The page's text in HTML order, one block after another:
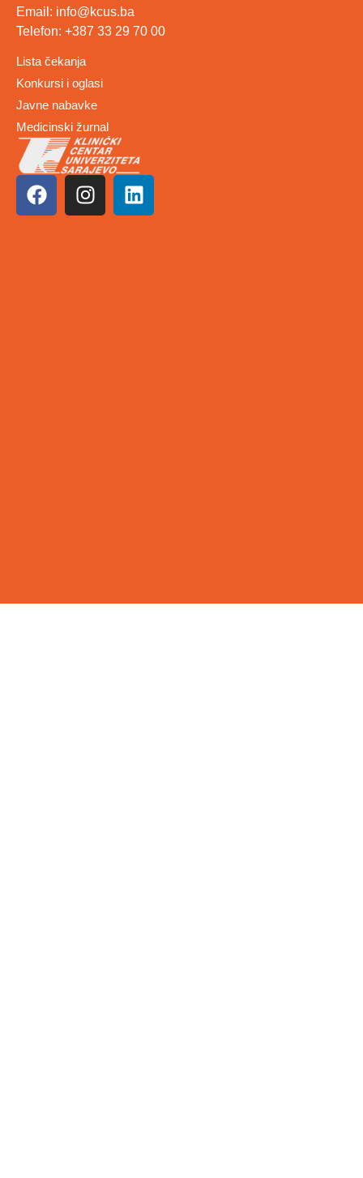
Email: info@kcus.ba
Telefon: +387 33 29 70 00
Lista čekanja
Konkursi i oglasi
Javne nabavke
Medicinski žurnal